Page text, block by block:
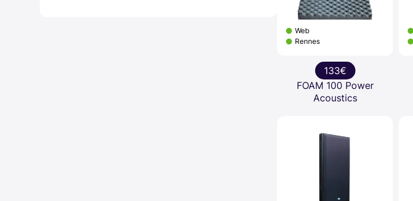
Web
Rennes
133€
FOAM 100 Power
Acoustics